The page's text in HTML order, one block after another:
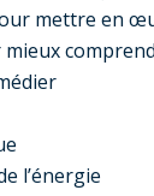
mettre en
l’énergie